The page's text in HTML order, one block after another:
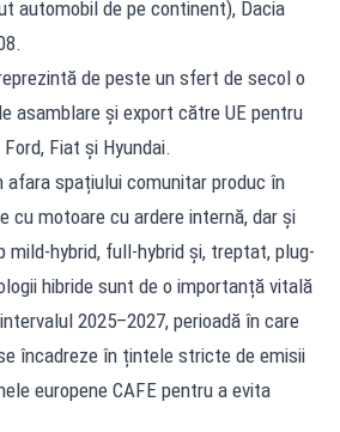
automobil de pe continent), Dacia
de peste un sfert de secol o
asamblare și export către UE pentru
Fiat și Hyundai.
afara spațiului comunitar produc în
cu motoare cu ardere internă, dar și
mild-hybrid, full-hybrid și, treptat, plug-
hibride sunt de o importanță vitală
2025–2027, perioadă în care
încadreze în țintele stricte de emisii
europene CAFE pentru a evita